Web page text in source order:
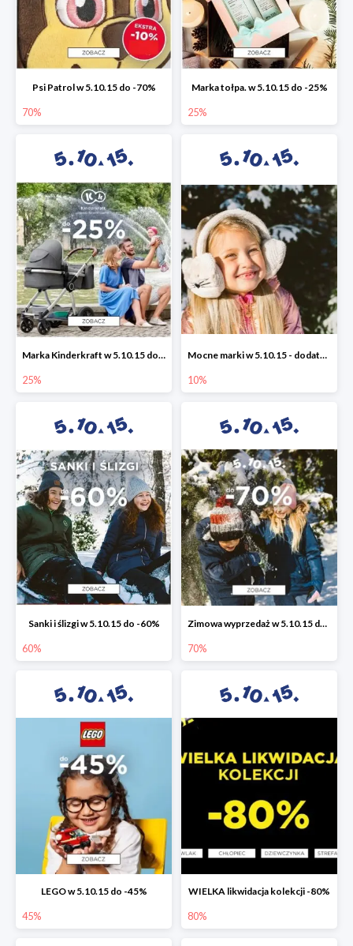
Psi Patrol w 5.10.15 do -70%
70%
Marka tołpa. w 5.10.15 do -25%
25%
Marka Kinderkraft w 5.10.15 do -25%
25%
Mocne marki w 5.10.15 - dodatkowe -10% rabatu
10%
Sanki i ślizgi w 5.10.15 do -60%
60%
Zimowa wyprzedaż w 5.10.15 do -70%
70%
LEGO w 5.10.15 do -45%
45%
WIELKA likwidacja kolekcji -80%
80%